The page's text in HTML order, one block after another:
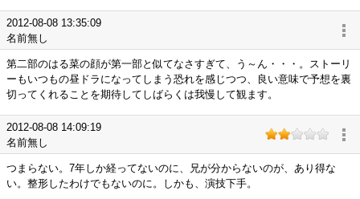
2012-08-08 13:35:09
名前無し
第二部のはる菜の顔が第一部と似てなさすぎて、う～ん・・・。ストーリ
ーもいつもの昼ドラになってしまう恐れを感じつつ、良い意味で予想を裏
切ってくれることを期待してしばらくは我慢して観ます。
2012-08-08 14:09:19
名前無し
つまらない。7年しか経ってないのに、兄が分からないのが、あり得な
い。整形したわけでもないのに。しかも、演技下手。